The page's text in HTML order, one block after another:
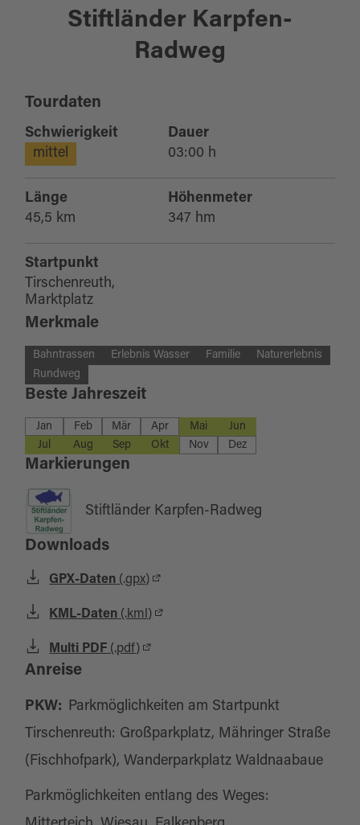
Stiftländer Karpfen-
Radweg
Tourdaten
Schwierigkeit
mittel
Dauer
03:00 h
Länge
45,5 km
Höhenmeter
347 hm
Startpunkt
Tirschenreuth,
Marktplatz
Merkmale
Bahntrassen Erlebnis Wasser Familie
Naturerlebnis
Rundweg
Beste Jahreszeit
Jan Feb Mär Apr Mai
Jun
Jul
Aug Sep Okt Nov Dez
Markierungen
Stiftländer Karpfen-Radweg
Downloads
GPX-Daten (.gpx)
KML-Daten (.kml)
Multi PDF (.pdf)
Anreise
PKW: Parkmöglichkeiten am Startpunkt
Tirschenreuth: Großparkplatz, Mähringer Straße
(Fischhofpark), Wanderparkplatz Waldnaabaue
Parkmöglichkeiten entlang des Weges: